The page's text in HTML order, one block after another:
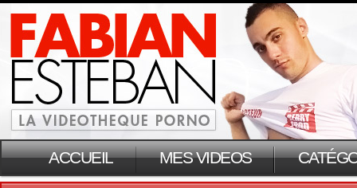
ACCUEIL MES VIDEOS